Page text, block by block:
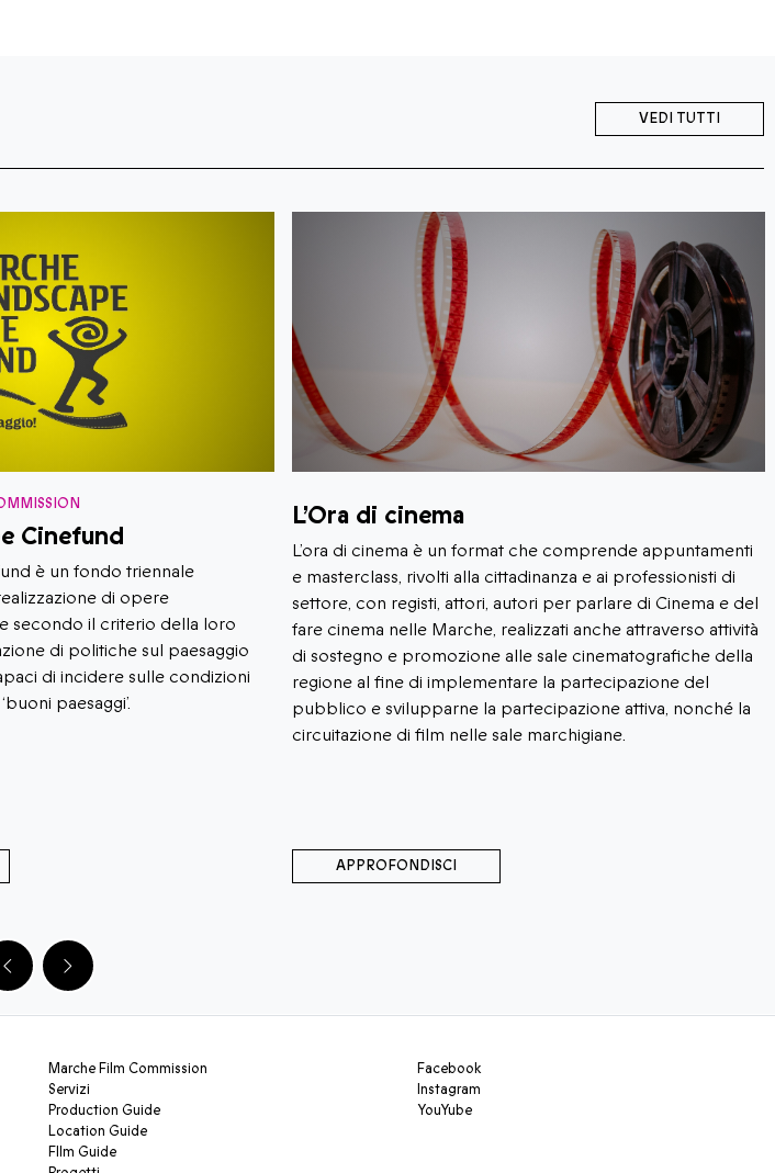
VEDI TUTTI
Cinefund
è un fondo triennale
di opere
secondo il criterio della loro
di politiche sul paesaggio
di incidere sulle condizioni
paesaggi’.
L’Ora di cinema
L’ora di cinema è un format che comprende appuntamenti
e masterclass, rivolti alla cittadinanza e ai professionisti di
settore, con registi, attori, autori per parlare di Cinema e del
fare cinema nelle Marche, realizzati anche attraverso attività
di sostegno e promozione alle sale cinematografiche della
regione al fine di implementare la partecipazione del
pubblico e svilupparne la partecipazione attiva, nonché la
circuitazione di film nelle sale marchigiane.
APPROFONDISCI
Marche Film Commission
Servizi
Production Guide
Location Guide
FIlm Guide
Facebook
Instagram
YouYube